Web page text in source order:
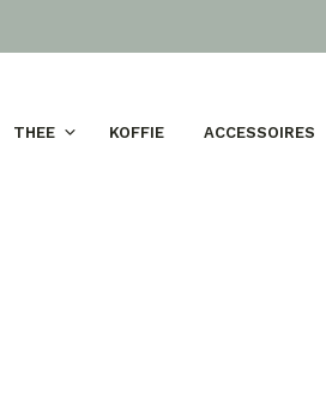
THEE KOFFIE ACCESSOIRES